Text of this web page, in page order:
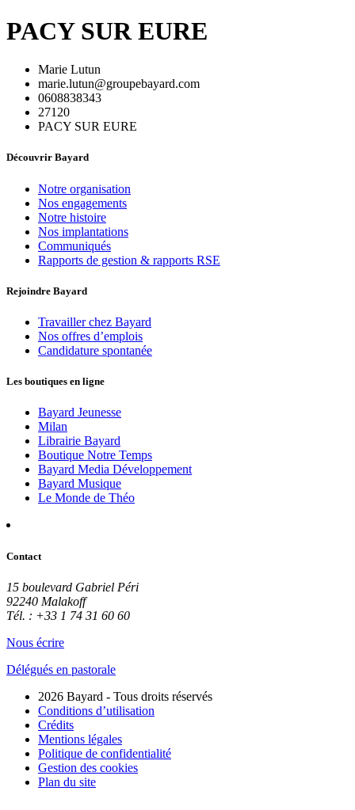
PACY SUR EURE
Marie Lutun
marie.lutun@groupebayard.com
0608838343
27120
PACY SUR EURE
Découvrir Bayard
Notre organisation
Nos engagements
Notre histoire
Nos implantations
Communiqués
Rapports de gestion & rapports RSE
Rejoindre Bayard
Travailler chez Bayard
Nos offres d’emplois
Candidature spontanée
Les boutiques en ligne
Bayard Jeunesse
Milan
Librairie Bayard
Boutique Notre Temps
Bayard Media Développement
Bayard Musique
Le Monde de Théo
Contact
15 boulevard Gabriel Péri
92240 Malakoff
Tél. : +33 1 74 31 60 60
Nous écrire
Délégués en pastorale
2026 Bayard - Tous droits réservés
Conditions d’utilisation
Crédits
Mentions légales
Politique de confidentialité
Gestion des cookies
Plan du site